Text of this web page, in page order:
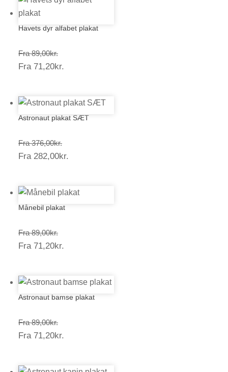
Havets dyr alfabet plakat
Fra 89,00kr.Prisinterval:
89,00kr.
Fra 71,20kr.
Astronaut plakat SÆT
Fra 376,00kr.Prisinterval:
376,00kr.
Fra 282,00kr.
Månebil plakat
Fra 89,00kr.Prisinterval:
89,00kr.
Fra 71,20kr.
Astronaut bamse plakat
Fra 89,00kr.Prisinterval:
89,00kr.
Fra 71,20kr.